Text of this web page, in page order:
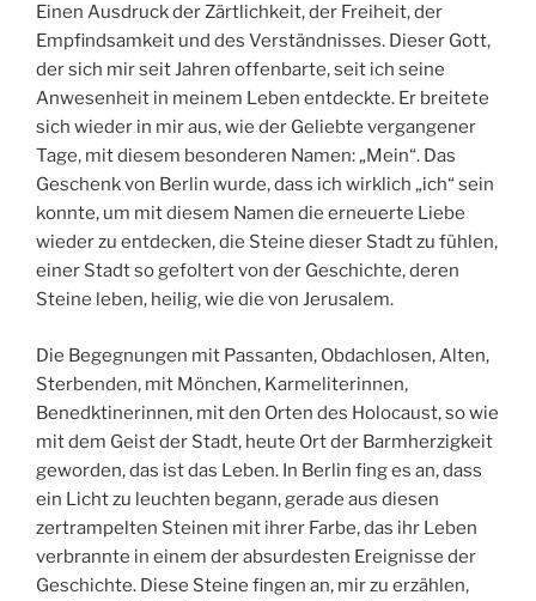
Einen Ausdruck der Zärtlichkeit, der Freiheit, der
Empfindsamkeit und des Verständnisses. Dieser Gott,
der sich mir seit Jahren offenbarte, seit ich seine
Anwesenheit in meinem Leben entdeckte. Er breitete
sich wieder in mir aus, wie der Geliebte vergangener
Tage, mit diesem besonderen Namen: „Mein“. Das
Geschenk von Berlin wurde, dass ich wirklich „ich“ sein
konnte, um mit diesem Namen die erneuerte Liebe
wieder zu entdecken, die Steine dieser Stadt zu fühlen,
einer Stadt so gefoltert von der Geschichte, deren
Steine leben, heilig, wie die von Jerusalem.
Die Begegnungen mit Passanten, Obdachlosen, Alten,
Sterbenden, mit Mönchen, Karmeliterinnen,
Benedktinerinnen, mit den Orten des Holocaust, so wie
mit dem Geist der Stadt, heute Ort der Barmherzigkeit
geworden, das ist das Leben. In Berlin fing es an, dass
ein Licht zu leuchten begann, gerade aus diesen
zertrampelten Steinen mit ihrer Farbe, das ihr Leben
verbrannte in einem der absurdesten Ereignisse der
Geschichte. Diese Steine fingen an, mir zu erzählen,